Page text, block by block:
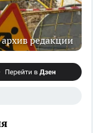
редакции